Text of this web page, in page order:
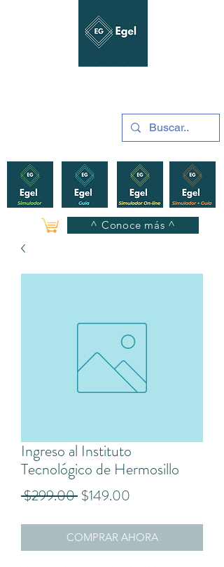
GUÍAS Y SIMULADORES
^ Conoce más ^
Ingreso al Instituto
Tecnológico de Hermosillo
$299.00 Precio
$149.00
oferta
COMPRAR AHORA